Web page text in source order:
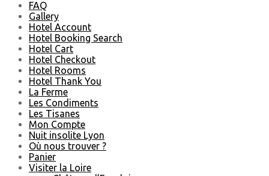
FAQ
Gallery
Hotel Account
Hotel Booking Search
Hotel Cart
Hotel Checkout
Hotel Rooms
Hotel Thank You
La Ferme
Les Condiments
Les Tisanes
Mon Compte
Nuit insolite Lyon
Où nous trouver ?
Panier
Visiter la Loire